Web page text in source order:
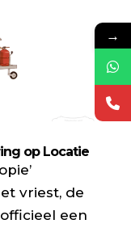
op Locatie
vriest, de
een
→